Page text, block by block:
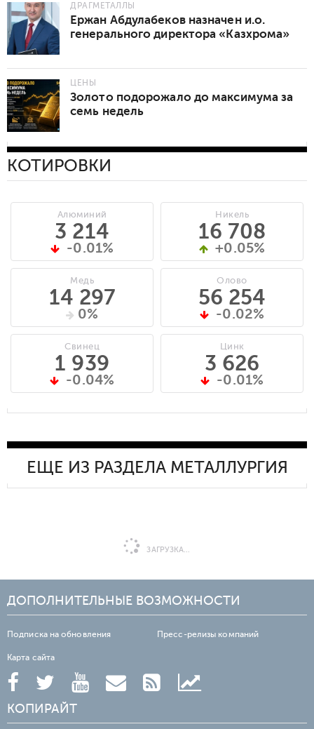
ДРАГМЕТАЛЛЫ
Ержан Абдулабеков назначен и.о.
генерального директора «Казхрома»
ЦЕНЫ
Золото подорожало до максимума за
семь недель
КОТИРОВКИ
Алюминий
3 214
-0.01%
Медь
14 297
0%
Свинец
1 939
-0.04%
Никель
16 708
+0.05%
Олово
56 254
-0.02%
Цинк
3 626
-0.01%
ЕЩЕ ИЗ РАЗДЕЛА МЕТАЛЛУРГИЯ
ЗАГРУЗКА...
ДОПОЛНИТЕЛЬНЫЕ ВОЗМОЖНОСТИ
Подписка на обновления Пресс-релизы компаний
Карта сайта
КОПИРАЙТ